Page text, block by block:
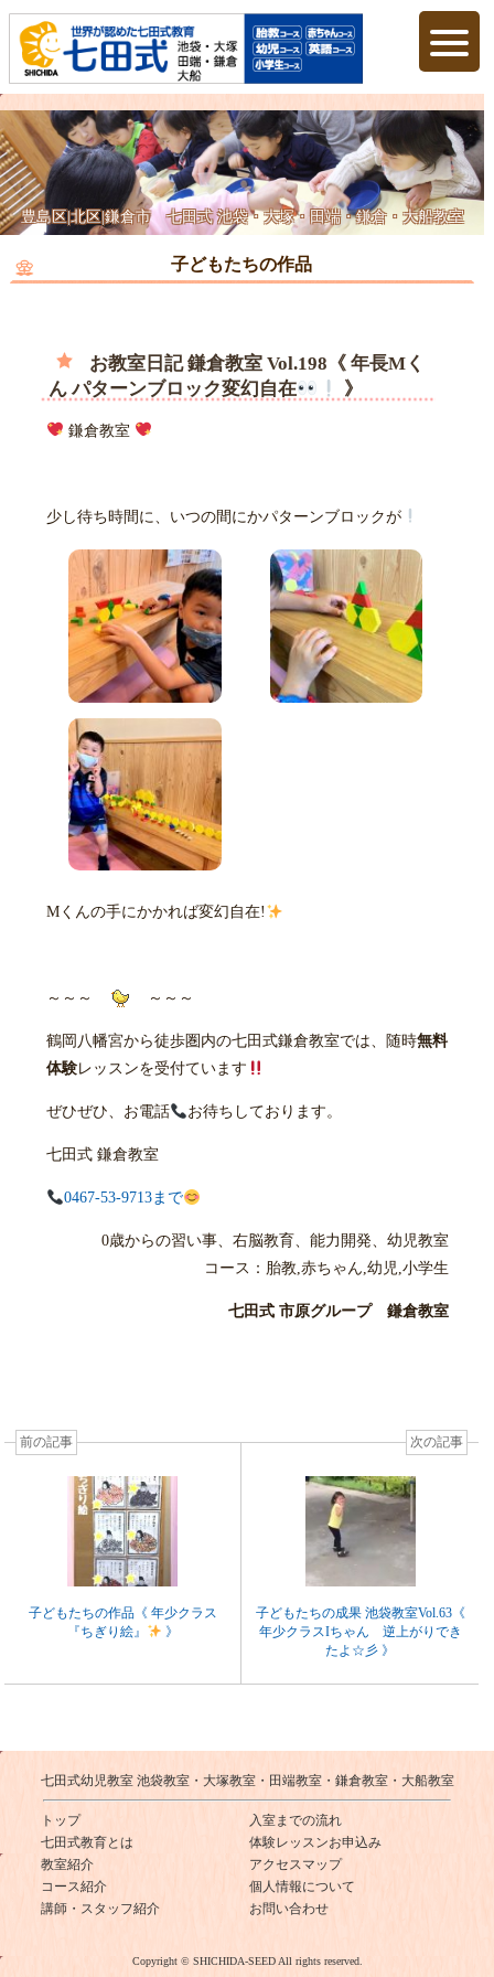
豊島区|北区|鎌倉市 七田式 池袋・大塚・田端・鎌倉・大船教室
子どもたちの作品
お教室日記 鎌倉教室 Vol.198《 年長Mく
ん パターンブロック変幻自在
》
鎌倉教室
少し待ち時間に、いつの間にかパターンブロックが
Mくんの手にかかれば変幻自在!
～～～ ～～～
鶴岡八幡宮から徒歩圏内の七田式鎌倉教室では、随時無料
体験レッスンを受付ています
ぜひぜひ、お電話 お待ちしております。
七田式 鎌倉教室
0467-53-9713まで
0歳からの習い事、右脳教育、能力開発、幼児教室
コース：胎教,赤ちゃん,幼児,小学生
七田式 市原グループ 鎌倉教室
前の記事
子どもたちの作品《 年少クラス
『ちぎり絵』
》
次の記事
子どもたちの成果 池袋教室Vol.63《
年少クラスIちゃん 逆上がりでき
たよ☆彡 》
七田式幼児教室 池袋教室・大塚教室・田端教室・鎌倉教室・大船教室
トップ
入室までの流れ
七田式教育とは
体験レッスンお申込み
教室紹介
アクセスマップ
コース紹介
個人情報について
講師・スタッフ紹介
お問い合わせ
Copyright © SHICHIDA-SEED All rights reserved.